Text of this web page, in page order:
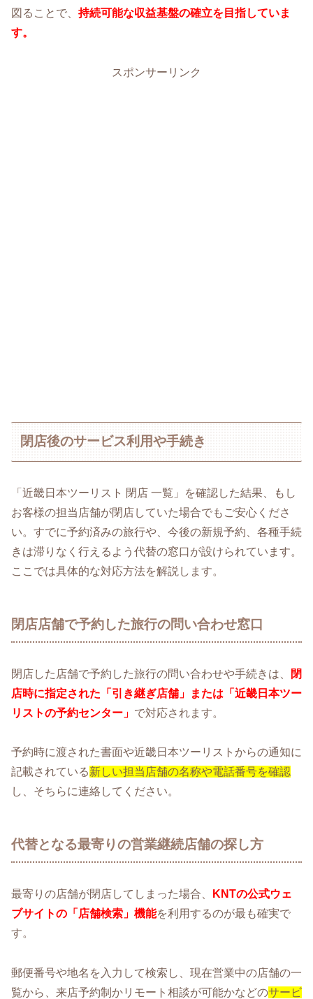
図ることで、 持続可能な収益基盤の確立を目指していま
す。
スポンサーリンク
閉店後のサービス利用や手続き
「近畿日本ツーリスト 閉店 一覧」を確認した結果、もし
お客様の担当店舗が閉店していた場合でもご安心くださ
い。すでに予約済みの旅行や、今後の新規予約、各種手続
きは滞りなく行えるよう代替の窓口が設けられています。
ここでは具体的な対応方法を解説します。
閉店店舗で予約した旅行の問い合わせ窓口
閉店した店舗で予約した旅行の問い合わせや手続きは、
閉
店時に指定された「引き継ぎ店舗」または「近畿日本ツー
リストの予約センター」 で対応されます。
予約時に渡された書面や近畿日本ツーリストからの通知に
記載されている新しい担当店舗の名称や電話番号を確認
し、そちらに連絡してください。
代替となる最寄りの営業継続店舗の探し方
最寄りの店舗が閉店してしまった場合、
KNTの公式ウェ
ブサイトの「店舗検索」機能を利用するのが最も確実で
す。
郵便番号や地名を入力して検索し、現在営業中の店舗の一
覧から、来店予約制かリモート相談が可能かなどのサービ